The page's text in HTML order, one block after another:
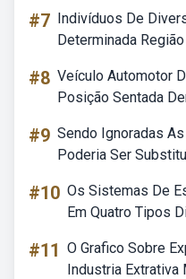
#7 Indivíduos De
Determinada
#8 Veículo Automotor
Posição Sentada
#9 Sendo Ignoradas
Poderia Ser
#10 Os Sistemas De
Em Quatro Tipos
#11 O Grafico Sobre
Industria Extrativa